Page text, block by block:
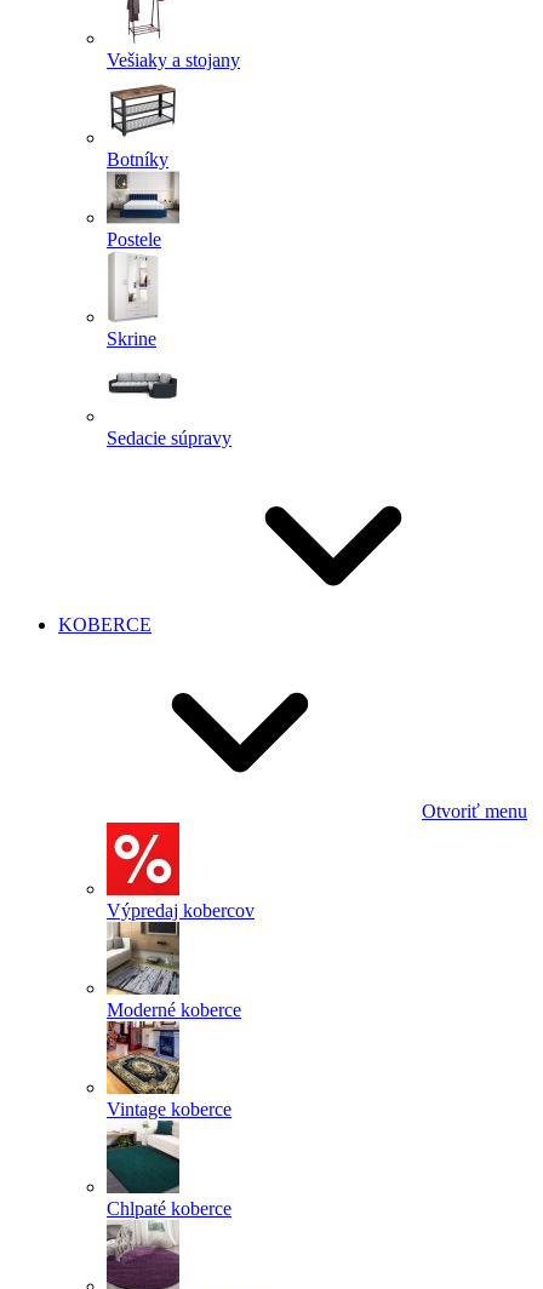
Vešiaky a stojany
Botníky
Postele
Skrine
Sedacie súpravy
KOBERCE
Otvoriť menu
Výpredaj kobercov
Moderné koberce
Vintage koberce
Chlpaté koberce